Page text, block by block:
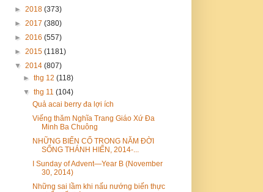
► 2018 (373)
► 2017 (380)
► 2016 (557)
► 2015 (1181)
▼ 2014 (807)
►thg 12(118)
▼thg 11(104)
Quả acai berry đa lợi ích
Viếng thăm Nghĩa Trang Giáo Xứ Đa
Minh Ba Chuông
NHỮNG BIẾN CỐ TRONG NĂM ĐỜI
SỐNG THÁNH HIẾN, 2014-...
I Sunday of Advent—Year B (November
30, 2014)
Những sai lầm khi nấu nướng biến thực